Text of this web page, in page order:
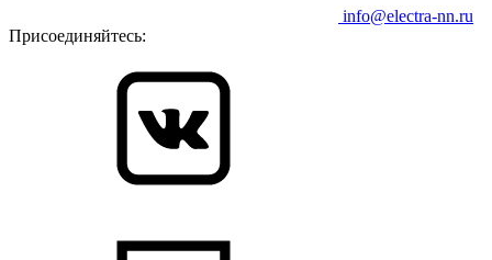
info@electra-nn.ru
Присоединяйтесь: